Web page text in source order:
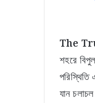
The
শহরে
যান